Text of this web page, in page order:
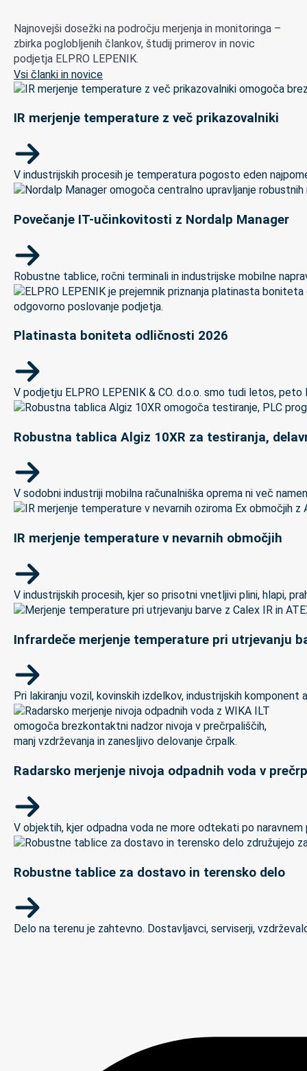
Najnovejši dosežki na področju merjenja in monitoringa –
zbirka poglobljenih člankov, študij primerov in novic
podjetja ELPRO LEPENIK.
Vsi članki in novice
IR merjenje temperature z več prikazovalniki
V industrijskih procesih je temperatura pogosto eden
Povečanje IT-učinkovitosti z Nordalp Manager
Robustne tablice, ročni terminali in industrijske mobilne
Platinasta boniteta odličnosti 2026
V podjetju ELPRO LEPENIK & CO. d.o.o. smo tudi letos,
Robustna tablica Algiz 10XR za testiranja,
V sodobni industriji mobilna računalniška oprema ni več
IR merjenje temperature v nevarnih območjih
V industrijskih procesih, kjer so prisotni vnetljivi plini, hlapi,
Infrardeče merjenje temperature pri utrjevanju
Pri lakiranju vozil, kovinskih izdelkov, industrijskih
Radarsko merjenje nivoja odpadnih voda v
V objektih, kjer odpadna voda ne more odtekati po
Robustne tablice za dostavo in terensko delo
Delo na terenu je zahtevno. Dostavljavci, serviserji,